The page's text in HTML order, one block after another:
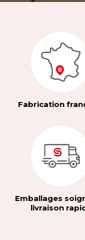
Fabrication
Emballages
livraison